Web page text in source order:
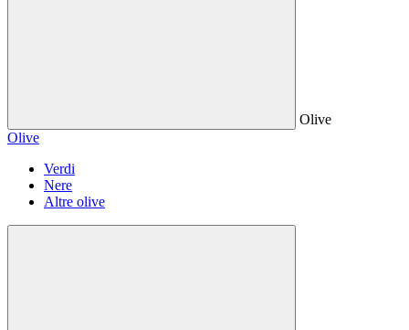
Olive
Olive
Verdi
Nere
Altre olive